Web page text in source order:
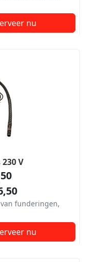
nu
V
funderingen,
nu